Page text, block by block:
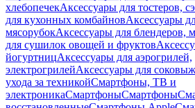
хлебопечекАксессуары для тостеров,
для кухонных комбайновАксессуары
мясорубокАксессуары для блендеров,
для сушилок овощей и фруктов
йогуртницАксессуары для аэрогрилей,
электрогрилейАксессуары для
ухода за техникойСмартфоны, ТВ и
электроникаСмартфоныСмартфоны